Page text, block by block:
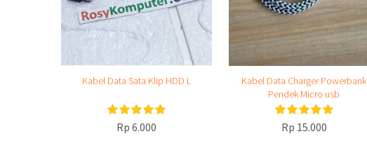
Kabel Data Sata Klip HDD L
Rp 6.000
Kabel Data Charger Powerbank
Pendek Micro usb
Rp 15.000